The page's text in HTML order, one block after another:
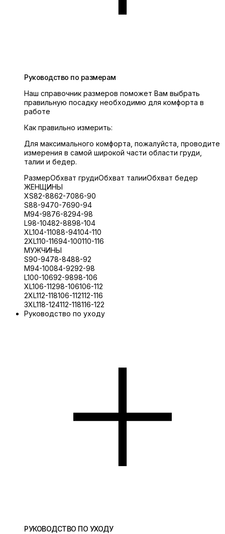
Руководство по размерам
Наш справочник размеров поможет Вам выбрать
правильную посадку необходимю для комфорта в
работе
Как правильно измерить:
Для максимального комфорта, пожалуйста, проводите
измерения в самой широкой части области груди,
талии и бедер.
РазмерОбхват грудиОбхват талииОбхват бедер
ЖЕНЩИНЫ
XS82-8862-7086-90
S88-9470-7690-94
M94-9876-8294-98
L98-10482-8898-104
XL104-11088-94104-110
2XL110-11694-100110-116
МУЖЧИНЫ
S90-9478-8488-92
M94-10084-9292-98
L100-10692-9898-106
XL106-11298-106106-112
2XL112-118106-112112-116
3XL118-124112-118116-122
Руководство по уходу
РУКОВОДСТВО ПО УХОДУ